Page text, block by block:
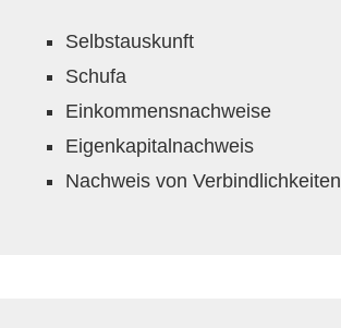
Selbstauskunft
Schufa
Einkommensnachweise
Eigenkapitalnachweis
Nachweis von Verbindlichkeiten